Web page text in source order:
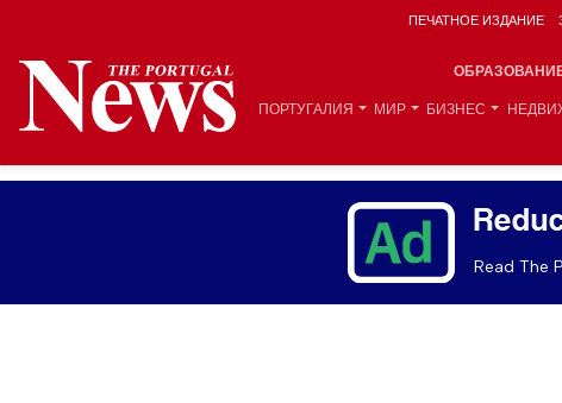
ПЕЧАТНОЕ ИЗДАНИЕ
ПОРТУГАЛИЯ МИР БИЗНЕС
Read The